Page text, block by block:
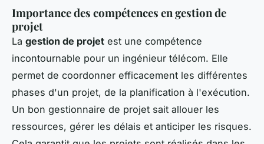
Importance des compétences en gestion de
projet
La gestion de projet est une compétence
incontournable pour un ingénieur télécom. Elle
permet de coordonner efficacement les différentes
phases d'un projet, de la planification à l'exécution.
Un bon gestionnaire de projet sait allouer les
ressources, gérer les délais et anticiper les risques.